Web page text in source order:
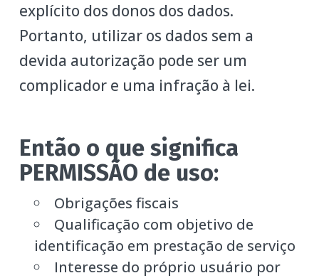
explícito dos donos dos dados.
Portanto, utilizar os dados sem a
devida autorização pode ser um
complicador e uma infração à lei.
Então o que significa
PERMISSÃO de uso:
Obrigações fiscais
Qualificação com objetivo de
identificação em prestação de serviço
Interesse do próprio usuário por